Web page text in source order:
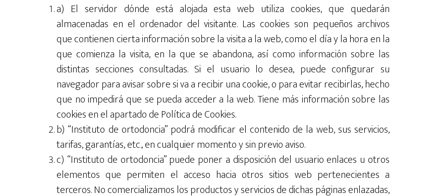
a) El servidor dónde está alojada esta web utiliza cookies, que quedarán
almacenadas en el ordenador del visitante. Las cookies son pequeños archivos
que contienen cierta información sobre la visita a la web, como el día y la hora en la
que comienza la visita, en la que se abandona, así como información sobre las
distintas secciones consultadas. Si el usuario lo desea, puede configurar su
navegador para avisar sobre si va a recibir una cookie, o para evitar recibirlas, hecho
que no impedirá que se pueda acceder a la web. Tiene más información sobre las
cookies en el apartado de Política de Cookies.
b) “Instituto de ortodoncia” podrá modificar el contenido de la web, sus servicios,
tarifas, garantías, etc., en cualquier momento y sin previo aviso.
c) “Instituto de ortodoncia” puede poner a disposición del usuario enlaces u otros
elementos que permiten el acceso hacia otros sitios web pertenecientes a
terceros. No comercializamos los productos y servicios de dichas páginas enlazadas,